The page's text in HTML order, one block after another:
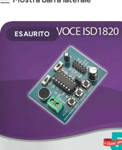
ESAURITO